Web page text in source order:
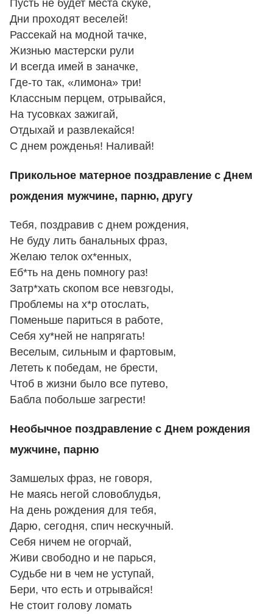
Пусть не будет места скуке,
Дни проходят веселей!
Рассекай на модной тачке,
Жизнью мастерски рули
И всегда имей в заначке,
Где-то так, «лимона» три!
Классным перцем, отрывайся,
На тусовках зажигай,
Отдыхай и развлекайся!
С днем рожденья! Наливай!
Прикольное матерное поздравление с Днем
рождения мужчине, парню, другу
Тебя, поздравив с днем рождения,
Не буду лить банальных фраз,
Желаю телок ох*енных,
Еб*ть на день помногу раз!
Затр*хать скопом все невзгоды,
Проблемы на х*р отослать,
Поменьше париться в работе,
Себя ху*ней не напрягать!
Веселым, сильным и фартовым,
Лететь к победам, не брести,
Чтоб в жизни было все путево,
Бабла побольше загрести!
Необычное поздравление с Днем рождения
мужчине, парню
Замшелых фраз, не говоря,
Не маясь негой словоблудья,
На день рождения для тебя,
Дарю, сегодня, спич нескучный.
Себя ничем не огорчай,
Живи свободно и не парься,
Судьбе ни в чем не уступай,
Бери, что есть и отрывайся!
Не стоит голову ломать